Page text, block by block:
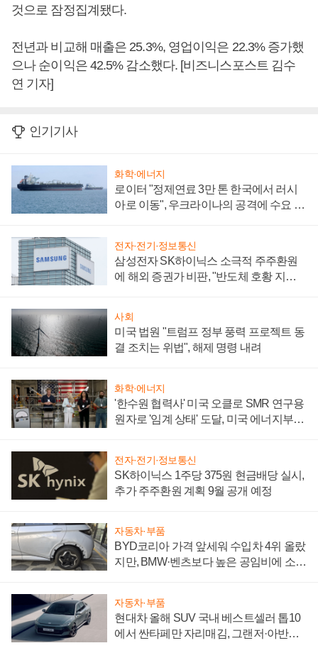
것으로 잠정집계됐다.
전년과 비교해 매출은 25.3%, 영업이익은 22.3% 증가했
으나 순이익은 42.5% 감소했다. [비즈니스포스트 김수
연 기자]
인기기사
화학·에너지
로이터 "정제연료 3만 톤 한국에서 러시
아로 이동", 우크라이나의 공격에 수요 늘
전자·전기·정보통신
삼성전자 SK하이닉스 소극적 주주환원
에 해외 증권가 비판, "반도체 호황 지속
사회
미국 법원 "트럼프 정부 풍력 프로젝트 동
결 조치는 위법", 해제 명령 내려
화학·에너지
'한수원 협력사' 미국 오클로 SMR 연구용
원자로 '임계 상태' 도달, 미국 에너지부
전자·전기·정보통신
SK하이닉스 1주당 375원 현금배당 실시,
추가 주주환원 계획 9월 공개 예정
자동차·부품
BYD코리아 가격 앞세워 수입차 4위 올랐
지만, BMW·벤츠보다 높은 공임비에 소비
자동차·부품
현대차 올해 SUV 국내 베스트셀러 톱10
에서 싼타페만 자리매김, 그랜저·아반떼